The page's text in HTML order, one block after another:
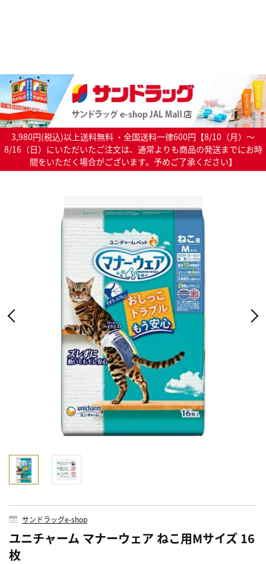
3,980円(税込)以上送料無料 ・全国送料一律600円【8/10（月）～
8/16（日）にいただいたご注文は、通常よりも商品の発送までにお時
間をいただく場合がございます。予めご了承ください】
サンドラッグe-shop
ユニチャーム マナーウェア ねこ用Mサイズ 16
枚